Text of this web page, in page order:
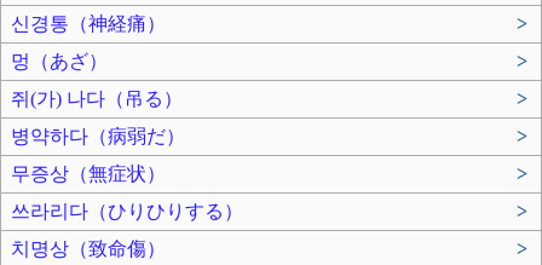
신경통（神経痛）
>
멍（あざ）
>
쥐(가) 나다（吊る）
>
병약하다（病弱だ）
>
무증상（無症状）
>
쓰라리다（ひりひりする）
>
치명상（致命傷）
>